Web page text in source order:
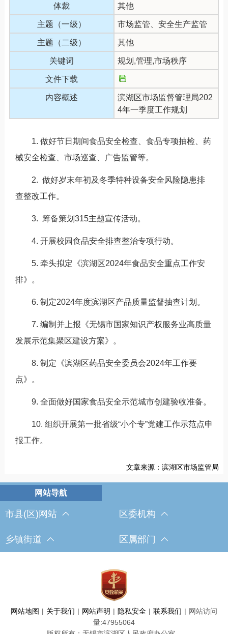
体裁 其他
主题（一级） 市场监管、安全生产监管
主题（二级） 其他
关键词 规划,管理,市场秩序
文件下载
内容概述
滨湖区市场监督管理局202
4年一季度工作规划
1. 做好节日期间食品安全检查、食品专项抽检、药
械安全检查、市场巡查、广告监管等。
2. 做好岁末年初及冬季特种设备安全风险隐患排
查整改工作。
3. 筹备策划315主题宣传活动。
4. 开展校园食品安全排查整治专项行动。
5. 牵头拟定《滨湖区2024年食品安全重点工作安
排》。
6. 制定2024年度滨湖区产品质量监督抽查计划。
7. 编制并上报《无锡市国家知识产权服务业高质量
发展示范集聚区建设方案》。
8. 制定《滨湖区药品安全委员会2024年工作要
点》。
9. 全面做好国家食品安全示范城市创建验收准备。
10. 组织开展第一批省级“小个专”党建工作示范点申
报工作。
文章来源：滨湖区市场监管局
市县(区)网站 区委机构
乡镇街道 区属部门
网站地图 | 关于我们 | 网站声明 | 隐私安全 | 联系我们 | 网站访问
量:47955064